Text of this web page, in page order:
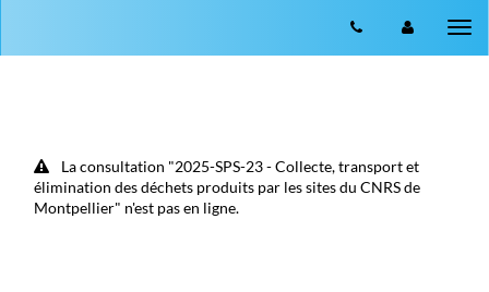
La consultation "2025-SPS-23 - Collecte, transport et
élimination des déchets produits par les sites du CNRS de
Montpellier" n'est pas en ligne.